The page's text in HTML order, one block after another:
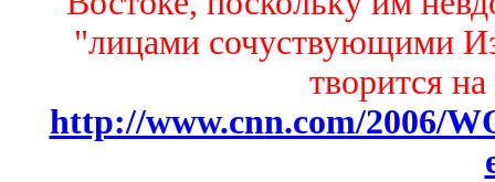
"лицами сочуствующими
творится
http://www.cnn.com/2006/